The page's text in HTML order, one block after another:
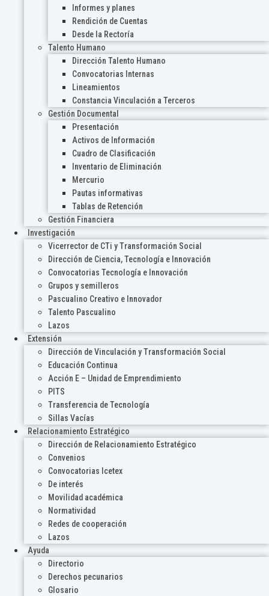
Informes y planes
Rendición de Cuentas
Desde la Rectoría
Talento Humano
Dirección Talento Humano
Convocatorias Internas
Lineamientos
Constancia Vinculación a Terceros
Gestión Documental
Presentación
Activos de Información
Cuadro de Clasificación
Inventario de Eliminación
Mercurio
Pautas informativas
Tablas de Retención
Gestión Financiera
Investigación
Vicerrector de CTi y Transformación Social
Dirección de Ciencia, Tecnología e Innovación
Convocatorias Tecnología e Innovación
Grupos y semilleros
Pascualino Creativo e Innovador
Talento Pascualino
Lazos
Extensión
Dirección de Vinculación y Transformación Social
Educación Continua
Acción E – Unidad de Emprendimiento
PITS
Transferencia de Tecnología
Sillas Vacías
Relacionamiento Estratégico
Dirección de Relacionamiento Estratégico
Convenios
Convocatorias Icetex
De interés
Movilidad académica
Normatividad
Redes de cooperación
Lazos
Ayuda
Directorio
Derechos pecunarios
Glosario